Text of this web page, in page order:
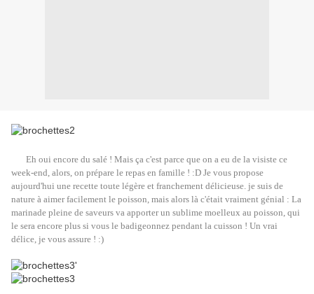
Eh oui encore du salé ! Mais ça c'est parce que on a eu de la visiste ce
week-end, alors, on prépare le repas en famille ! :D Je vous propose
aujourd'hui une recette toute légère et franchement délicieuse. je suis de
nature à aimer facilement le poisson, mais alors là c'était vraiment génial : La
marinade pleine de saveurs va apporter un sublime moelleux au poisson, qui
le sera encore plus si vous le badigeonnez pendant la cuisson ! Un vrai
délice, je vous assure ! :)